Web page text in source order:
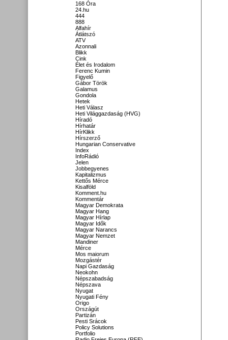
168 Óra
24.hu
444
888
Alfahír
Átlátszó
ATV
Azonnali
Blikk
Cink
Élet és Irodalom
Ferenc Kumin
Figyelő
Gábor Török
Galamus
Gondola
Hetek
Heti Válasz
Heti Világgazdaság (HVG)
Híradó
Hírhatár
HírKlikk
Hírszerző
Hungarian Conservative
Index
InfoRádió
Jelen
Jobbegyenes
Kapitalizmus
Kettős Mérce
Kisalföld
Komment.hu
Kommentár
Magyar Demokrata
Magyar Hang
Magyar Hírlap
Magyar Idők
Magyar Narancs
Magyar Nemzet
Mandiner
Mérce
Mos maiorum
Mozgástér
Napi Gazdaság
Neokohn
Népszabadság
Népszava
Nyugat
Nyugati Fény
Origo
Országút
Partizán
Pesti Srácok
Policy Solutions
Portfolio